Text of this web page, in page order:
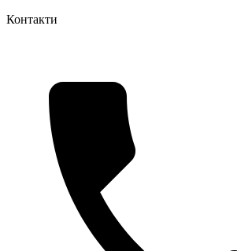
Контакти